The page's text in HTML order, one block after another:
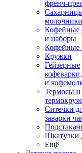
френч-
молочники
Кофейные
и наборы
Кофейные
Кружки
Гейзерные
и
Термосы и
Ситечки
заварки
Шкатулки
Ещё